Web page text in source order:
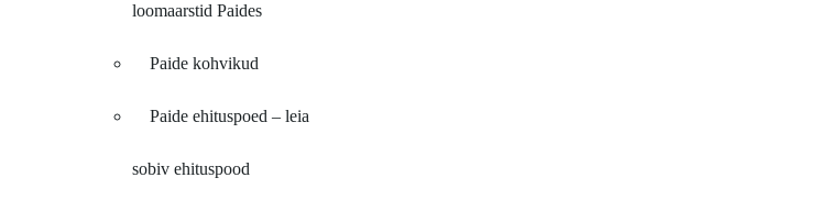
loomaarstid Paides
Paide kohvikud
Paide ehituspoed – leia
sobiv ehituspood